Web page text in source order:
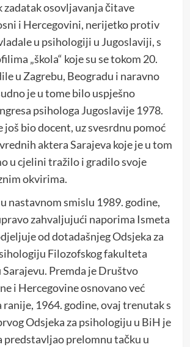
zadatak osovljavanja čitave
i Hercegovini, nerijetko protiv
u psihologiji u Jugoslaviji, s
„škola“ koje su se tokom 20.
u Zagrebu, Beogradu i naravno
je u tome bilo uspješno
psihologa Jugoslavije 1978.
još bio docent, uz svesrdnu pomoć
aktera Sarajeva koje je u tom
u cjelini tražilo i gradilo svoje
okvirima.
nastavnom smislu 1989. godine,
zahvaljujući naporima Ismeta
od dotadašnjeg Odsjeka za
Filozofskog fakulteta
Premda je Društvo
i Hercegovine osnovano već
1964. godine, ovaj trenutak s
Odsjeka za psihologiju u BiH je
predstavljao prelomnu tačku u